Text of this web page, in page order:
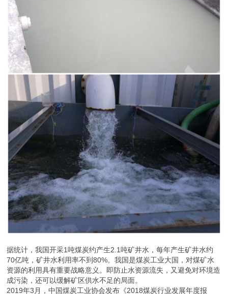
据统计，我国开采1吨煤炭约产生2.1吨矿井水，每年产生矿井水约
70亿吨，矿井水利用率不到80%。我国是煤炭工业大国，对煤矿水
资源的利用具有重要战略意义。即防止水资源流失，又避免对环境造
成污染，还可以缓解矿区供水不足的局面。
2019年3月，中国煤炭工业协会发布《2018煤炭行业发展年度报